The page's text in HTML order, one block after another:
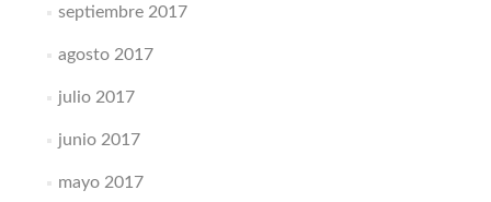
septiembre 2017
agosto 2017
julio 2017
junio 2017
mayo 2017